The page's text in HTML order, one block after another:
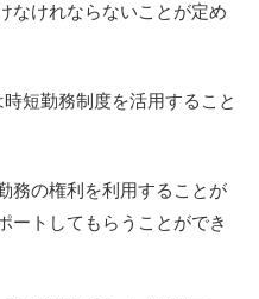
なけれならないことが定め
短勤務制度を活用すること
務の権利を利用することが
ートしてもらうことができ